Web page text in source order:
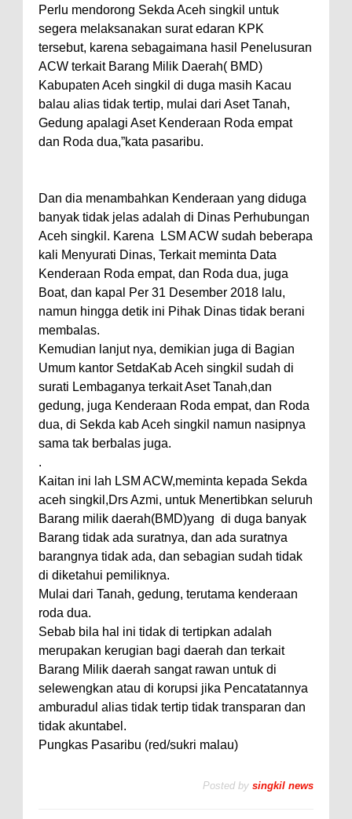
Perlu mendorong Sekda Aceh singkil untuk
segera melaksanakan surat edaran KPK
tersebut, karena sebagaimana hasil Penelusuran
ACW terkait Barang Milik Daerah( BMD)
Kabupaten Aceh singkil di duga masih Kacau
balau alias tidak tertip, mulai dari Aset Tanah,
Gedung apalagi Aset Kenderaan Roda empat
dan Roda dua,”kata pasaribu.
Dan dia menambahkan Kenderaan yang diduga
banyak tidak jelas adalah di Dinas Perhubungan
Aceh singkil. Karena
LSM ACW sudah beberapa
kali Menyurati Dinas, Terkait meminta Data
Kenderaan Roda empat, dan Roda dua, juga
Boat, dan kapal Per 31 Desember 2018 lalu,
namun hingga detik ini Pihak Dinas tidak berani
membalas.
Kemudian lanjut nya, demikian juga di Bagian
Umum kantor SetdaKab Aceh singkil sudah di
surati Lembaganya terkait Aset Tanah,dan
gedung, juga Kenderaan Roda empat, dan Roda
dua, di Sekda kab Aceh singkil namun nasipnya
sama tak berbalas juga.
.
Kaitan ini lah LSM ACW,meminta kepada Sekda
aceh singkil,Drs Azmi, untuk Menertibkan seluruh
Barang milik daerah(BMD)yang di duga banyak
Barang tidak ada suratnya, dan ada suratnya
barangnya tidak ada, dan sebagian sudah tidak
di diketahui pemiliknya.
Mulai dari Tanah, gedung, terutama kenderaan
roda dua.
Sebab bila hal ini tidak di tertipkan adalah
merupakan kerugian bagi daerah dan terkait
Barang Milik daerah sangat rawan untuk di
selewengkan atau di korupsi jika Pencatatannya
amburadul alias tidak tertip tidak transparan dan
tidak akuntabel.
Pungkas Pasaribu (red/sukri malau)
Posted by singkil news